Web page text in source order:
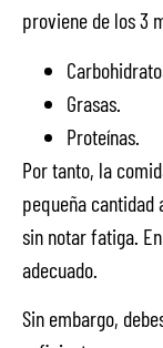
proviene de los 3
Grasas.
Proteínas.
Por tanto, la
pequeña
sin notar fatiga.
adecuado.
Sin embargo,